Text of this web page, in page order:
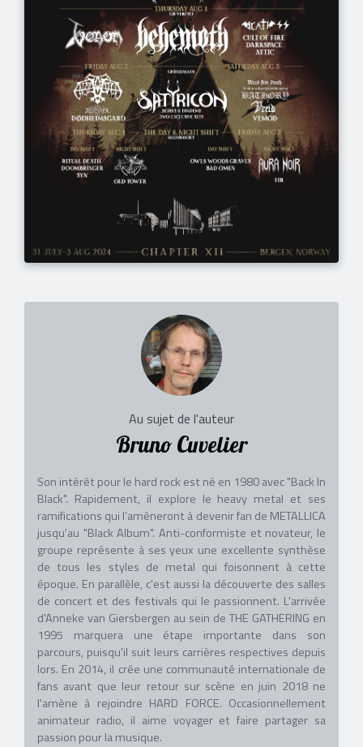
Au sujet de l'auteur
Bruno Cuvelier
Son intérêt pour le hard rock est né en 1980 avec "Back In
Black". Rapidement, il explore le heavy metal et ses
ramifications qui l’amèneront à devenir fan de METALLICA
jusqu'au "Black Album". Anti-conformiste et novateur, le
groupe représente à ses yeux une excellente synthèse
de tous les styles de metal qui foisonnent à cette
époque. En parallèle, c'est aussi la découverte des salles
de concert et des festivals qui le passionnent. L'arrivée
d'Anneke van Giersbergen au sein de THE GATHERING en
1995 marquera une étape importante dans son
parcours, puisqu'il suit leurs carrières respectives depuis
lors. En 2014, il crée une communauté internationale de
fans avant que leur retour sur scène en juin 2018 ne
l'amène à rejoindre HARD FORCE. Occasionnellement
animateur radio, il aime voyager et faire partager sa
passion pour la musique.